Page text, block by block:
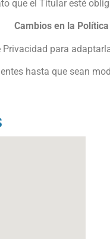
que el Titular esté
Cambios en la
para
hasta que sean